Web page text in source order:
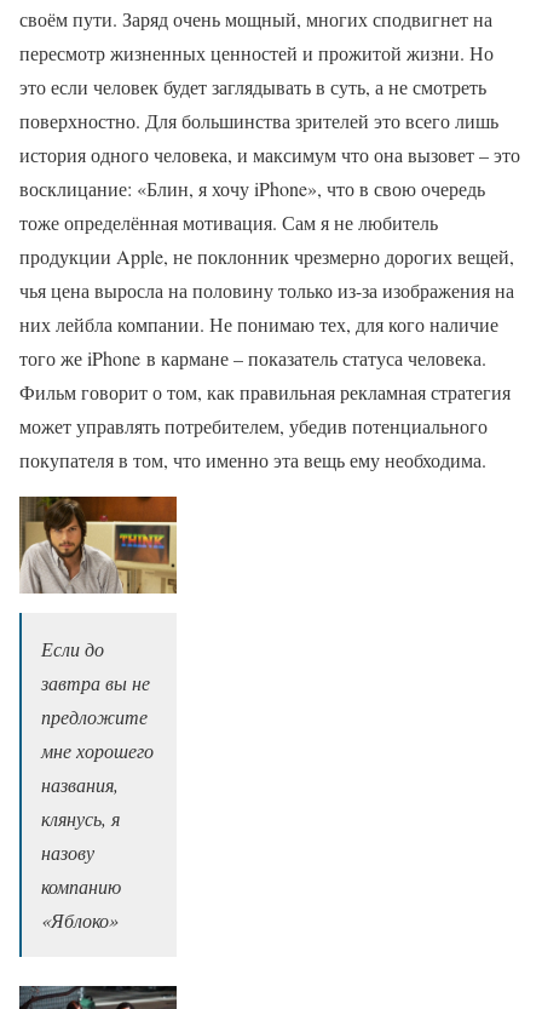
своём пути. Заряд очень мощный, многих сподвигнет на
пересмотр жизненных ценностей и прожитой жизни. Но
это если человек будет заглядывать в суть, а не смотреть
поверхностно. Для большинства зрителей это всего лишь
история одного человека, и максимум что она вызовет – это
восклицание: «Блин, я хочу iPhone», что в свою очередь
тоже определённая мотивация. Сам я не любитель
продукции Apple, не поклонник чрезмерно дорогих вещей,
чья цена выросла на половину только из-за изображения на
них лейбла компании. Не понимаю тех, для кого наличие
того же iPhone в кармане – показатель статуса человека.
Фильм говорит о том, как правильная рекламная стратегия
может управлять потребителем, убедив потенциального
покупателя в том, что именно эта вещь ему необходима.
Если до
завтра вы не
предложите
мне хорошего
названия,
клянусь, я
назову
компанию
«Яблоко»